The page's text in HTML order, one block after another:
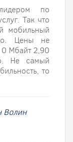
по
Так что
мобильный
Цены не
Мбайт 2,90
Не самый
то
Волин